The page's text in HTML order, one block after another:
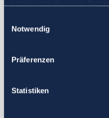
Notwendig
Präferenzen
Statistiken